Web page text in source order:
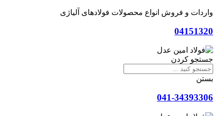
واردات و فروش انواع محصولات فولادهای آلیاژی
04151320
جستجو کردن
بستن
041-34393306